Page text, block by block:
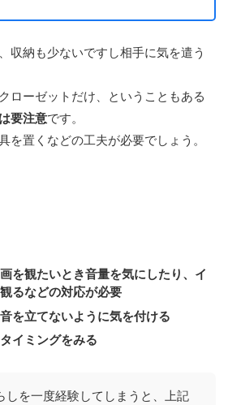
収納も少ないですし相手に気を遣う
ローゼットだけ、ということもある
要注意です。
を置くなどの工夫が必要でしょう。
を観たいとき音量を気にしたり、イ
るなどの対応が必要
を立てないように気を付ける
イミングをみる
しを一度経験してしまうと、上記